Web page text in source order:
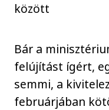
között
Bár a
felújítást ígért,
semmi, a
februárjában